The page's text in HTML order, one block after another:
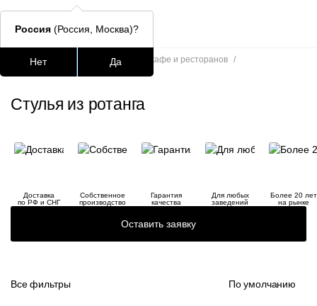
Столешницы
lars
шафран
Главная Стулья для кафе и ресторанов /
Стулья из ротанга
Доставка
по РФ и СНГ
Собственное
производство
Гарантия
качества
Для любых
заведений
Более 20 лет
на рынке
Оставить заявку
Все фильтры По умолчанию
Россия (Россия, Москва)?
Нет Да